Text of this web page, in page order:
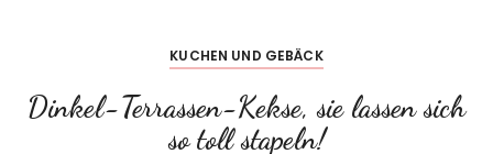
KUCHEN UND GEBÄCK
Dinkel-Terrassen-Kekse, sie lassen sich
so toll stapeln!